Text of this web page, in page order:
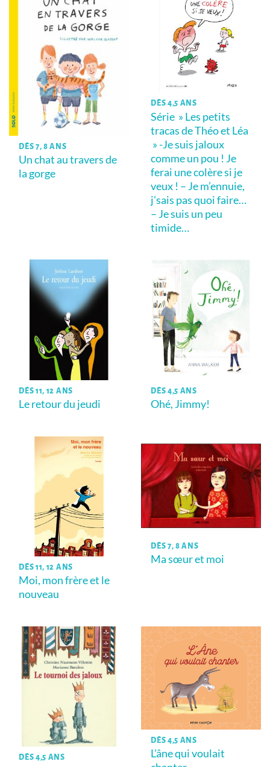
DÈS 7, 8 ANS
Un chat au travers de
la gorge
DÈS 4,5 ANS
Série » Les petits
tracas de Théo et Léa
» -Je suis jaloux
comme un pou ! Je
ferai une colère si je
veux ! – Je m’ennuie,
j’sais pas quoi faire…
– Je suis un peu
timide…
DÈS 11, 12 ANS
Le retour du jeudi
DÈS 4,5 ANS
Ohé, Jimmy!
DÈS 11, 12 ANS
Moi, mon frère et le
nouveau
DÈS 7, 8 ANS
Ma sœur et moi
DÈS 4,5 ANS
DÈS 4,5 ANS
L’âne qui voulait